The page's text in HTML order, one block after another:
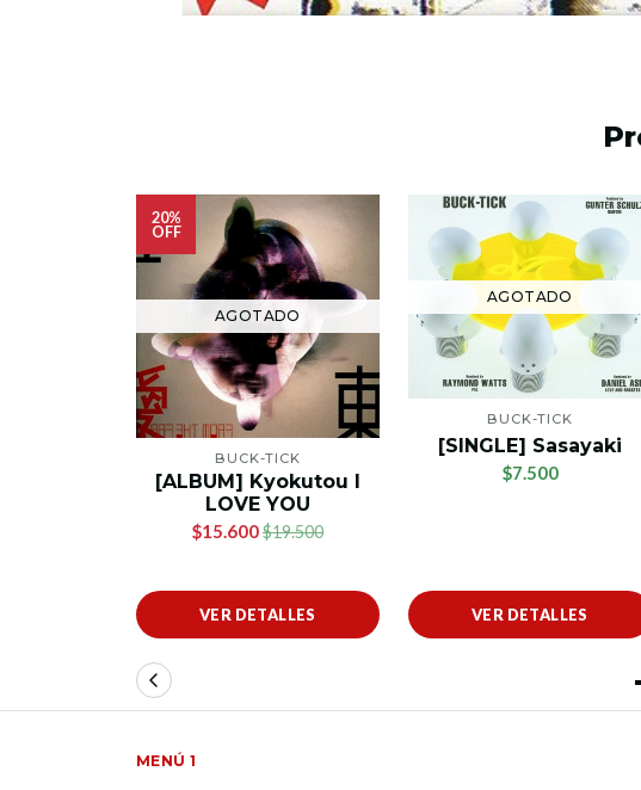
20%
OFF
AGOTADO
BUCK-TICK
[ALBUM] Kyokutou I
LOVE YOU
$15.600$19.500
VER DETALLES
AGOTADO
BUCK-TICK
[SINGLE] Sasayaki
$7.500
VER DETALLES
MENÚ 1